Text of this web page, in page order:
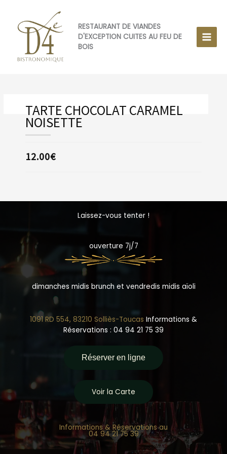
contenu
RESTAURANT DE VIANDES
D'EXCEPTION CUITES AU FEU DE
BOIS
TARTE CHOCOLAT CARAMEL
NOISETTE
12.00€
Laissez-vous tenter !
ouverture 7j/7
dimanches midis brunch et vendredis midis aïoli
1091 RD 554, 83210 Solliès-Toucas Informations &
Réservations : 04 94 21 75 39
Réserver en ligne
Voir la Carte
Informations & Réservations au
04 94 21 75 39